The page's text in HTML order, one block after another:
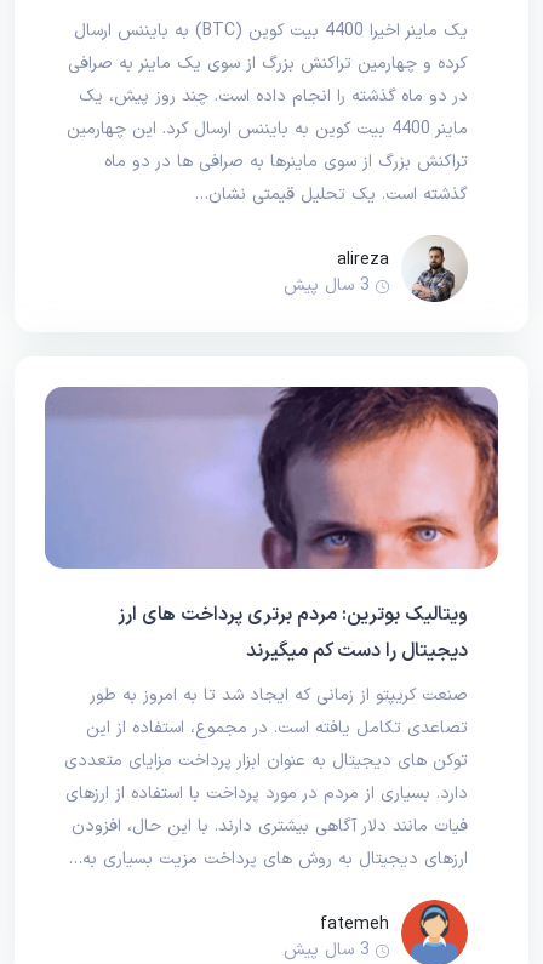
یک ماینر اخیرا 4400 بیت کوین (BTC) به بایننس ارسال
کرده و چهارمین تراکنش بزرگ از سوی یک ماینر به صرافی
در دو ماه گذشته را انجام داده است. چند روز پیش، یک
ماینر 4400 بیت کوین به بایننس ارسال کرد. این چهارمین
تراکنش بزرگ از سوی ماینرها به صرافی ها در دو ماه
گذشته است. یک تحلیل قیمتی نشان…
alireza
3 سال پیش
ویتالیک بوترین: مردم برتری پرداخت های ارز
دیجیتال را دست کم میگیرند
صنعت کریپتو از زمانی که ایجاد شد تا به امروز به طور
تصاعدی تکامل یافته است. در مجموع، استفاده از این
توکن های دیجیتال به عنوان ابزار پرداخت مزایای متعددی
دارد. بسیاری از مردم در مورد پرداخت با استفاده از ارزهای
فیات مانند دلار آگاهی بیشتری دارند. با این حال، افزودن
ارزهای دیجیتال به روش های پرداخت مزیت بسیاری به…
fatemeh
3 سال پیش